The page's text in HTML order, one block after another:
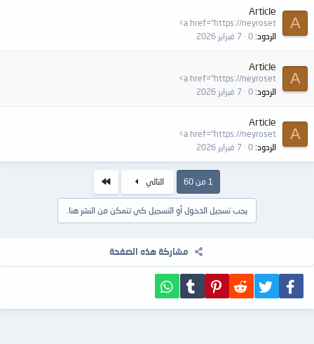
A
Article
<a href="https://neyroset
الردود 0 7 فبراير 2026
A
Article
<a href="https://neyroset
الردود 0 7 فبراير 2026
A
Article
<a href="https://neyroset
الردود 0 7 فبراير 2026
1 من 60 التالي
يجب تسجيل الدخول أو التسجيل كي تتمكن من النشر هنا.
مشاركة هذه الصفحة
فيسبوك تويتر Reddit
Pinterest
Tumblr